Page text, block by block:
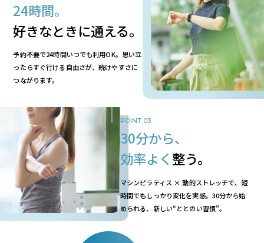
24時間。
好きなときに通える。
予約不要で24時間いつでも利用OK。思い立
ったらすぐ行ける自由さが、続けやすさに
つながります。
POINT.03
30分から、
効率よく 整う。
マシンピラティス × 動的ストレッチで、短
時間でもしっかり変化を実感。30分から始
められる、新しい“ととのい習慣”。